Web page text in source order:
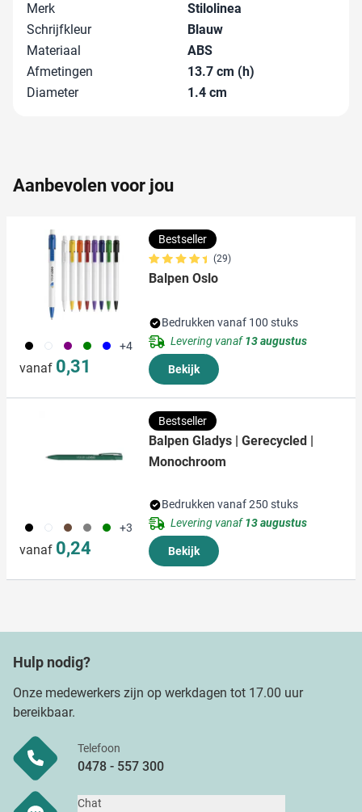
informatie over uw gebruik van onze site met onze
partners voor social media, adverteren en analyse. Deze
partners kunnen deze gegevens combineren met andere
informatie die u aan ze heeft verstrekt of die ze hebben
Merk
Stilolinea
Schrijfkleur
Blauw
Materiaal
ABS
Afmetingen
13.7 cm (h)
Diameter
1.4 cm
Aanbevolen voor jou
001 002 024 004 005 +4
vanaf 0,31
Bestseller
(29)
Balpen Oslo
Bedrukken vanaf 100 stuks
Levering vanaf13 augustus
Bekijk
001 002 871 003 004 +3
vanaf 0,24
Bestseller
Balpen Gladys | Gerecycled |
Monochroom
Bedrukken vanaf 250 stuks
Levering vanaf13 augustus
Bekijk
Hulp nodig?
Onze medewerkers zijn op werkdagen tot 17.00 uur
bereikbaar.
Telefoon
0478 - 557 300
Chat